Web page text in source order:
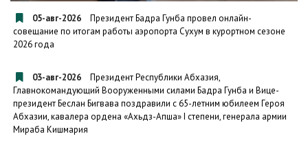
05-авг-2026
Президент Бадра Гунба провел онлайн-
совещание по итогам работы аэропорта Сухум в курортном сезоне
2026 года
03-авг-2026
Президент Республики Абхазия,
Главнокомандующий Вооруженными силами Бадра Гунба и Вице-
президент Беслан Бигвава поздравили с 65-летним юбилеем Героя
Абхазии, кавалера ордена «Ахьдз-Апша» I степени, генерала армии
Мираба Кишмария